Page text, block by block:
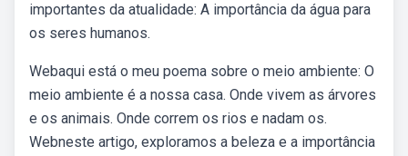
importantes da atualidade: A importância da água para
os seres humanos.
Webaqui está o meu poema sobre o meio ambiente: O
meio ambiente é a nossa casa. Onde vivem as árvores
e os animais. Onde correm os rios e nadam os.
Webneste artigo, exploramos a beleza e a importância